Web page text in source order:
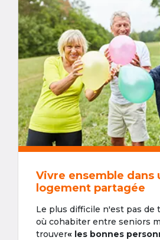
Vivre ensemble dans
logement partagée
Le plus difficile n'est pas de
où cohabiter entre seniors
trouver« les bonnes